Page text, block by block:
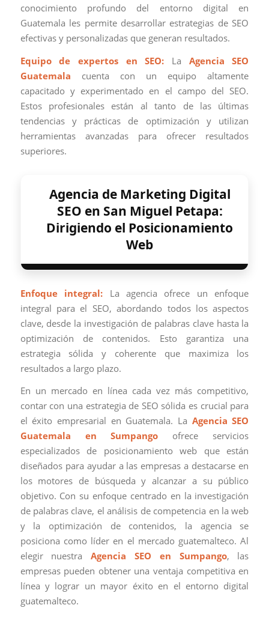
conocimiento profundo del entorno digital en
Guatemala les permite desarrollar estrategias de SEO
efectivas y personalizadas que generan resultados.
Equipo de expertos en SEO: La Agencia SEO
Guatemala cuenta con un equipo altamente
capacitado y experimentado en el campo del SEO.
Estos profesionales están al tanto de las últimas
tendencias y prácticas de optimización y utilizan
herramientas avanzadas para ofrecer resultados
superiores.
Agencia de Marketing Digital
SEO en San Miguel Petapa:
Dirigiendo el Posicionamiento
Web
Enfoque integral: La agencia ofrece un enfoque
integral para el SEO, abordando todos los aspectos
clave, desde la investigación de palabras clave hasta la
optimización de contenidos. Esto garantiza una
estrategia sólida y coherente que maximiza los
resultados a largo plazo.
En un mercado en línea cada vez más competitivo,
contar con una estrategia de SEO sólida es crucial para
el éxito empresarial en Guatemala. La Agencia SEO
Guatemala en Sumpango ofrece servicios
especializados de posicionamiento web que están
diseñados para ayudar a las empresas a destacarse en
los motores de búsqueda y alcanzar a su público
objetivo. Con su enfoque centrado en la investigación
de palabras clave, el análisis de competencia en la web
y la optimización de contenidos, la agencia se
posiciona como líder en el mercado guatemalteco. Al
elegir nuestraAgencia SEO en Sumpango, las
empresas pueden obtener una ventaja competitiva en
línea y lograr un mayor éxito en el entorno digital
guatemalteco.